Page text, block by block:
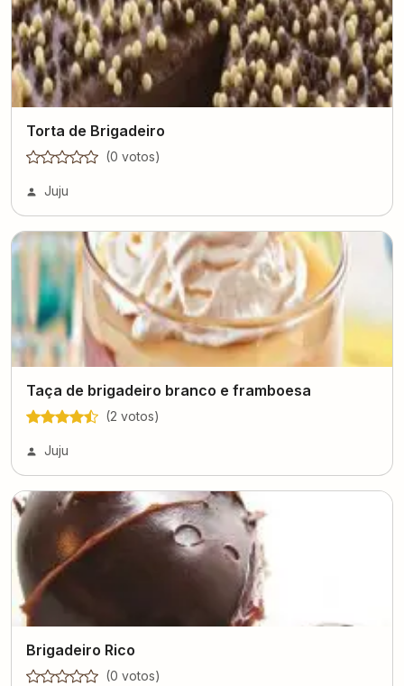
Torta de Brigadeiro
(0 votos)
Juju
Taça de brigadeiro branco e framboesa
(2 votos)
Juju
Brigadeiro Rico
(0 votos)